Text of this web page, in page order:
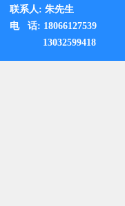
联系人: 朱先生
电 话: 18066127539
13032599418